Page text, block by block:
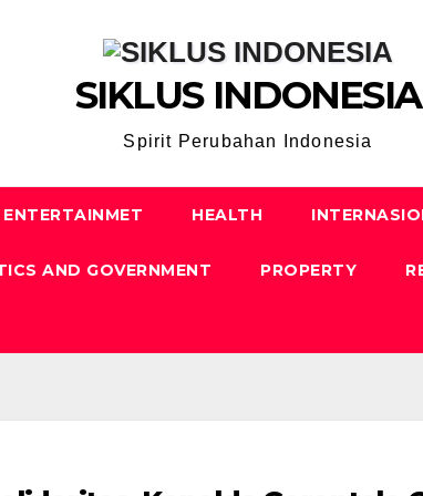
SIKLUS INDONESIA
Spirit Perubahan Indonesia
ENTERTAINMET HEALTH
AND GOVERNMENT PROPERTY